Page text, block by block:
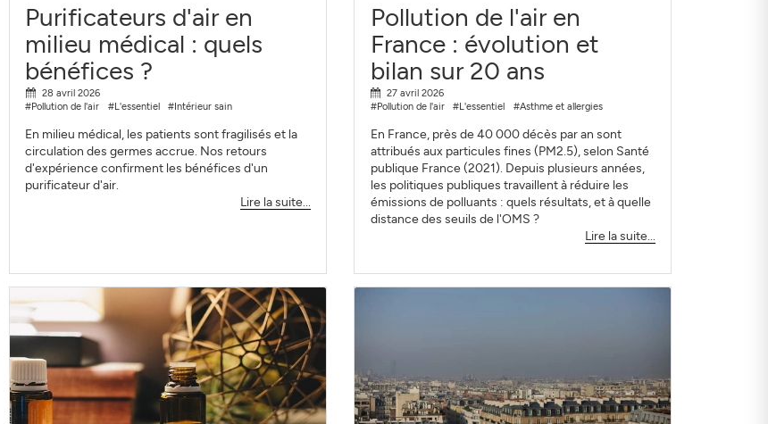
Purificateurs d'air en
milieu médical : quels
bénéfices ?
28 avril 2026
#Pollution de l'air
#L'essentiel #Intérieur sain
En milieu médical, les patients sont fragilisés et la
circulation des germes accrue. Nos retours
d'expérience confirment les bénéfices d'un
purificateur d'air.
Lire la suite...
Pollution de l'air en
France : évolution et
bilan sur 20 ans
27 avril 2026
#Pollution de l'air
#L'essentiel #Asthme et allergies
En France, près de 40 000 décès par an sont
attribués aux particules fines (PM2.5), selon Santé
publique France (2021). Depuis plusieurs années,
les politiques publiques travaillent à réduire les
émissions de polluants : quels résultats, et à quelle
distance des seuils de l'OMS ?
Lire la suite...